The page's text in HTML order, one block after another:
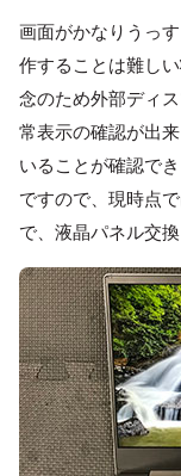
画面がかなりうっ
作することは難し
念のため外部ディ
常表示の確認が出
いることが確認でき
ですので、現時点
で、液晶パネル交